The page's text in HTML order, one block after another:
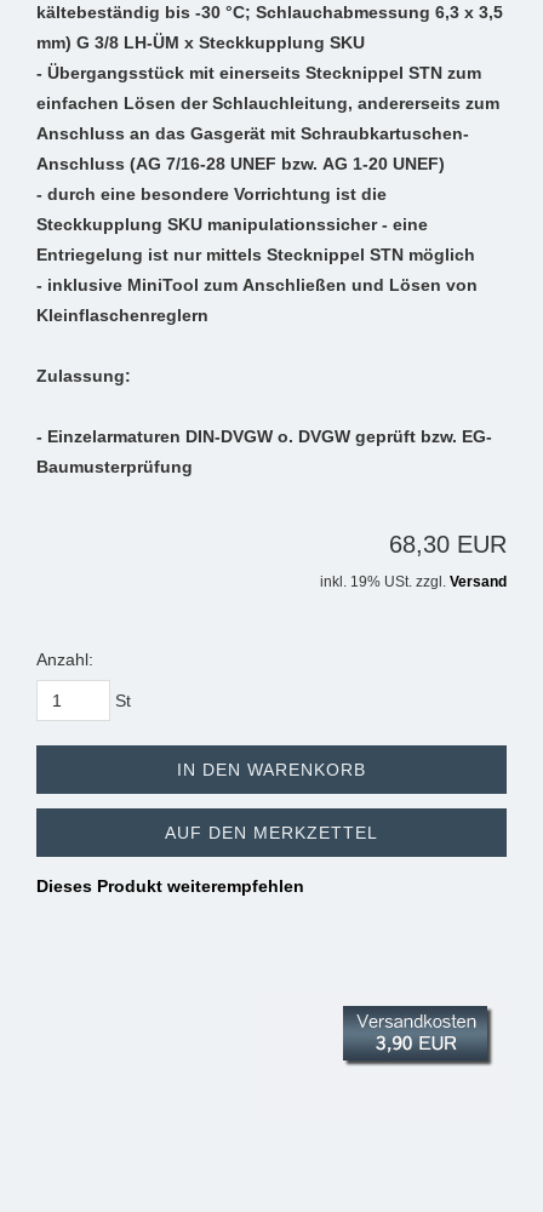
kältebeständig bis -30 °C; Schlauchabmessung 6,3 x 3,5
mm) G 3/8 LH-ÜM x Steckkupplung SKU
- Übergangsstück mit einerseits Stecknippel STN zum
einfachen Lösen der Schlauchleitung, andererseits zum
Anschluss an das Gasgerät mit Schraubkartuschen-
Anschluss (AG 7/16-28 UNEF bzw. AG 1-20 UNEF)
- durch eine besondere Vorrichtung ist die
Steckkupplung SKU manipulationssicher - eine
Entriegelung ist nur mittels Stecknippel STN möglich
- inklusive MiniTool zum Anschließen und Lösen von
Kleinflaschenreglern
Zulassung:
- Einzelarmaturen DIN-DVGW o. DVGW geprüft bzw. EG-
Baumusterprüfung
68,30 EUR
inkl. 19% USt. zzgl. Versand
Anzahl:
St
IN DEN WARENKORB
AUF DEN MERKZETTEL
Dieses Produkt weiterempfehlen